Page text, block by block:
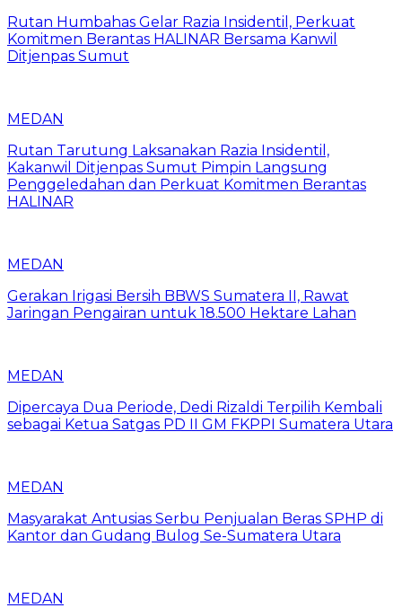
Rutan Humbahas Gelar Razia Insidentil, Perkuat
Komitmen Berantas HALINAR Bersama Kanwil
Ditjenpas Sumut
MEDAN
Rutan Tarutung Laksanakan Razia Insidentil,
Kakanwil Ditjenpas Sumut Pimpin Langsung
Penggeledahan dan Perkuat Komitmen Berantas
HALINAR
MEDAN
Gerakan Irigasi Bersih BBWS Sumatera II, Rawat
Jaringan Pengairan untuk 18.500 Hektare Lahan
MEDAN
Dipercaya Dua Periode, Dedi Rizaldi Terpilih Kembali
sebagai Ketua Satgas PD II GM FKPPI Sumatera Utara
MEDAN
Masyarakat Antusias Serbu Penjualan Beras SPHP di
Kantor dan Gudang Bulog Se-Sumatera Utara
MEDAN